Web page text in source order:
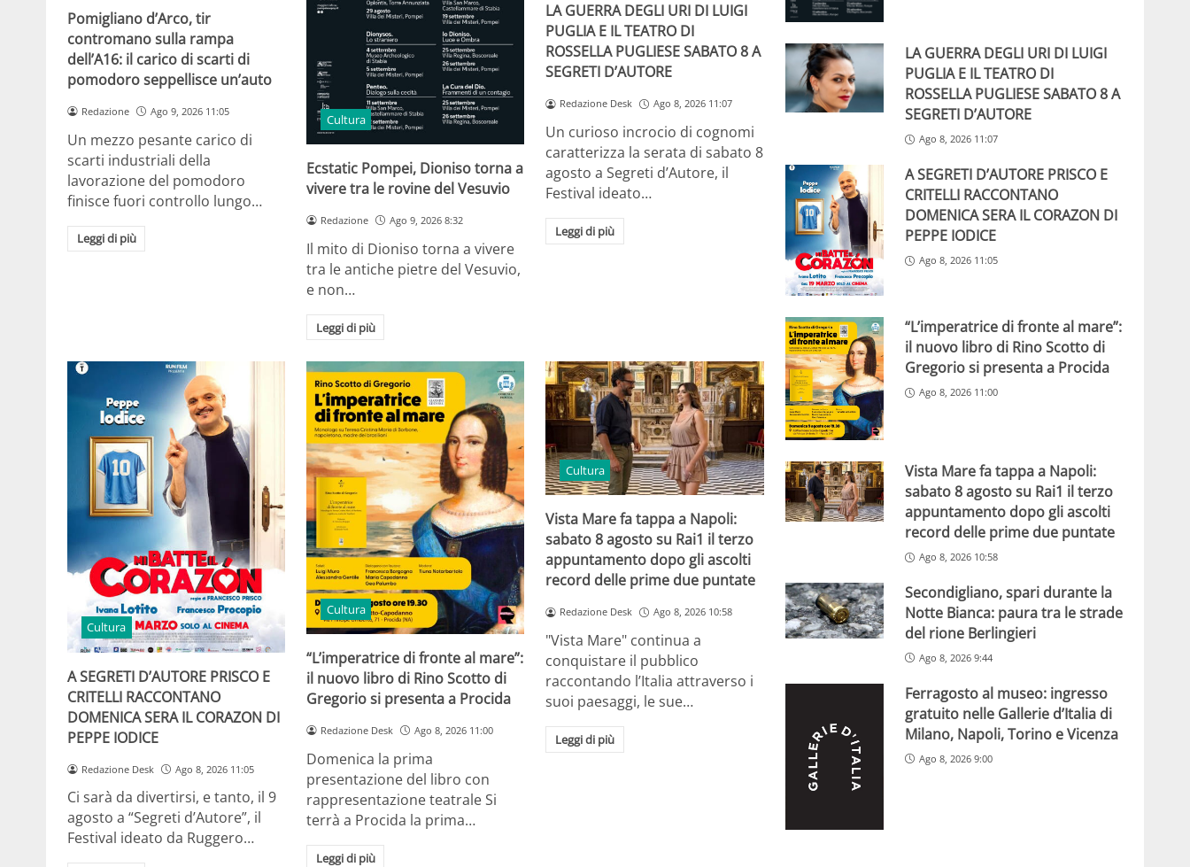
Pomigliano d’Arco, tir
contromano sulla rampa
dell’A16: il carico di scarti di
pomodoro seppellisce un’auto
Redazione Ago 9, 2026 11:05
Un mezzo pesante carico di
scarti industriali della
lavorazione del pomodoro
finisce fuori controllo lungo…
Leggi di più
Cultura
Ecstatic Pompei, Dioniso torna a
vivere tra le rovine del Vesuvio
Redazione Ago 9, 2026 8:32
Il mito di Dioniso torna a vivere
tra le antiche pietre del Vesuvio,
e non…
Leggi di più
LA GUERRA DEGLI URI DI LUIGI
PUGLIA E IL TEATRO DI
ROSSELLA PUGLIESE SABATO 8 A
SEGRETI D’AUTORE
Redazione Desk Ago 8, 2026 11:07
Un curioso incrocio di cognomi
caratterizza la serata di sabato 8
agosto a Segreti d’Autore, il
Festival ideato…
Leggi di più
Cultura
A SEGRETI D’AUTORE PRISCO E
CRITELLI RACCONTANO
DOMENICA SERA IL CORAZON DI
PEPPE IODICE
Redazione Desk Ago 8, 2026 11:05
Ci sarà da divertirsi, e tanto, il 9
agosto a “Segreti d’Autore”, il
Festival ideato da Ruggero…
Cultura
“L’imperatrice di fronte al mare”:
il nuovo libro di Rino Scotto di
Gregorio si presenta a Procida
Redazione Desk Ago 8, 2026 11:00
Domenica la prima
presentazione del libro con
rappresentazione teatrale Si
terrà a Procida la prima…
Leggi di più
Cultura
Vista Mare fa tappa a Napoli:
sabato 8 agosto su Rai1 il terzo
appuntamento dopo gli ascolti
record delle prime due puntate
Redazione Desk Ago 8, 2026 10:58
"Vista Mare" continua a
conquistare il pubblico
raccontando l’Italia attraverso i
suoi paesaggi, le sue…
Leggi di più
LA GUERRA DEGLI URI DI LUIGI
PUGLIA E IL TEATRO DI
ROSSELLA PUGLIESE SABATO 8 A
SEGRETI D’AUTORE
Ago 8, 2026 11:07
A SEGRETI D’AUTORE PRISCO E
CRITELLI RACCONTANO
DOMENICA SERA IL CORAZON DI
PEPPE IODICE
Ago 8, 2026 11:05
“L’imperatrice di fronte al mare”:
il nuovo libro di Rino Scotto di
Gregorio si presenta a Procida
Ago 8, 2026 11:00
Vista Mare fa tappa a Napoli:
sabato 8 agosto su Rai1 il terzo
appuntamento dopo gli ascolti
record delle prime due puntate
Ago 8, 2026 10:58
Secondigliano, spari durante la
Notte Bianca: paura tra le strade
del rione Berlingieri
Ago 8, 2026 9:44
Ferragosto al museo: ingresso
gratuito nelle Gallerie d’Italia di
Milano, Napoli, Torino e Vicenza
Ago 8, 2026 9:00